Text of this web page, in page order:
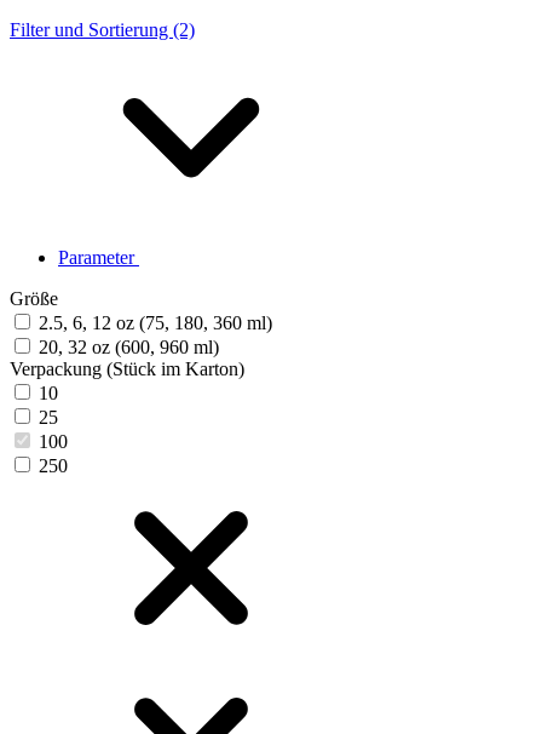
Filter und Sortierung (2)
Parameter
Größe
2.5, 6, 12 oz (75, 180, 360 ml)
20, 32 oz (600, 960 ml)
Verpackung (Stück im Karton)
10
25
100
250